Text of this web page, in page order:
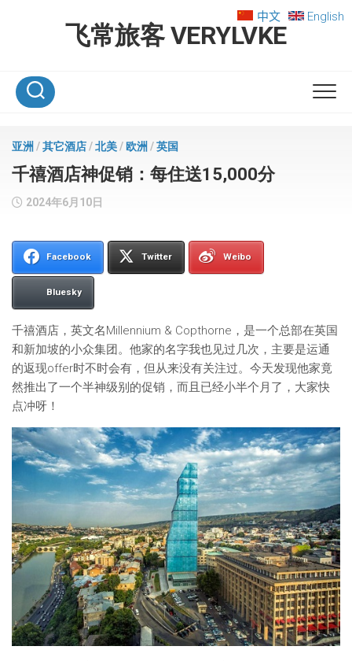
飞常旅客 VERYLVKE
中文 English
亚洲 /其它酒店/北美/ 欧洲 /英国
千禧酒店神促销：每住送15,000分
2024年6月10日
Facebook Twitter Weibo
Bluesky
千禧酒店，英文名Millennium & Copthorne，是一个总部在英国
和新加坡的小众集团。他家的名字我也见过几次，主要是运通
的返现offer时不时会有，但从来没有关注过。今天发现他家竟
然推出了一个半神级别的促销，而且已经小半个月了，大家快
点冲呀！